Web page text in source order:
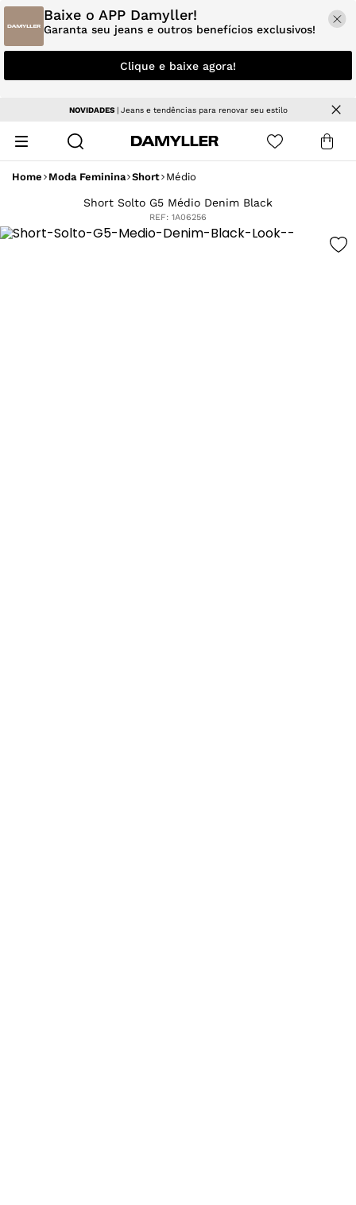
Baixe o APP Damyller!
Garanta seu jeans e outros benefícios exclusivos!
Clique e baixe agora!
NOVIDADES| Jeans e tendências para renovar seu estilo
Home Moda Feminina Short Médio
Short Solto G5 Médio Denim Black
REF: 1A06256